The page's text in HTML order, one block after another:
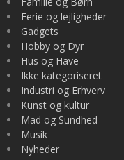
Ferie og lejligheder
Gadgets
Hobby og Dyr
Hus og Have
Ikke kategoriseret
Industri og Erhverv
Kunst og kultur
Mad og Sundhed
Musik
Nyheder